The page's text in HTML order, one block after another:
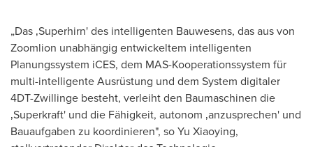
„Das ‚Superhirn' des intelligenten Bauwesens, das aus von
Zoomlion unabhängig entwickeltem intelligenten
Planungssystem iCES, dem MAS-Kooperationssystem für
multi-intelligente Ausrüstung und dem System digitaler
4DT-Zwillinge besteht, verleiht den Baumaschinen die
‚Superkraft' und die Fähigkeit, autonom ‚anzusprechen' und
Bauaufgaben zu koordinieren", soYu Xiaoying,